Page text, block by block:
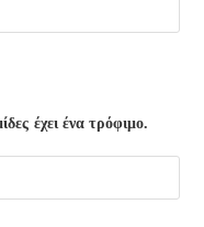
έχει ένα τρόφιμο.